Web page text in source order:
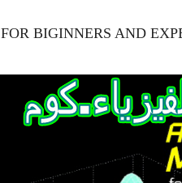
FOR BIGINNERS AND